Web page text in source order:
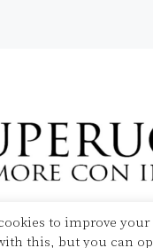
Il Superuovo —
to improve
this, but you can